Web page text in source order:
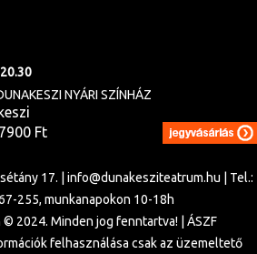
NYÁRI SZÍNHÁZ
Ft
17. | info@dunakesziteatrum.hu
Tel.:
255, munkanapokon 10-18h
2024. Minden jog fenntartva! | ÁSZF
felhasználása csak az üzemeltető